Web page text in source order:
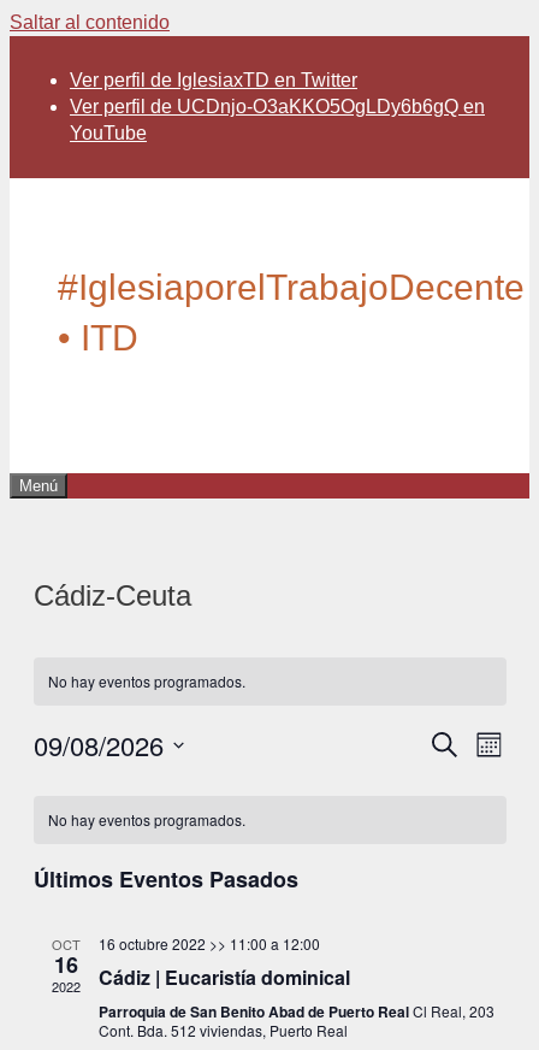
Saltar al contenido
Ver perfil de IglesiaxTD en Twitter
Ver perfil de UCDnjo-O3aKKO5OgLDy6b6gQ en
YouTube
#IglesiaporelTrabajoDecente
• ITD
Menú
Cádiz-Ceuta
No hay eventos programados.
Eventos
Buscar
Mes
09/08/2026
fecha.
Eventos
No hay eventos programados.
Últimos Eventos Pasados
OCT
16
2022
16 octubre 2022 >> 11:00 a 12:00
Cádiz | Eucaristía dominical
Parroquia de San Benito Abad de Puerto RealCl Real, 203
Cont. Bda. 512 viviendas, Puerto Real